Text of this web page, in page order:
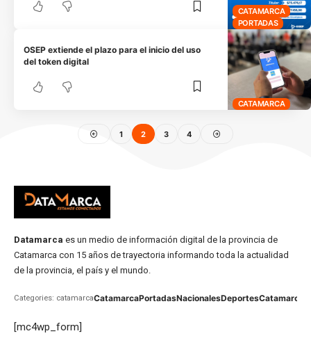
CATAMARCA
PORTADAS
CATAMARCA
OSEP extiende el plazo para el inicio del uso
del token digital
1 2 3 4
Datamarca es un medio de información digital de la provincia de
Catamarca con 15 años de trayectoria informando toda la actualidad
de la provincia, el país y el mundo.
Categories: catamarcaCatamarcaPortadasNacionalesDeportesCatamarca
[mc4wp_form]